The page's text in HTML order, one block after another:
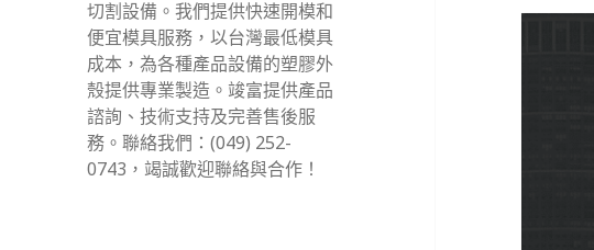
切割設備。我們提供快速開模和
便宜模具服務，以台灣最低模具
成本，為各種產品設備的塑膠外
殼提供專業製造。竣富提供產品
諮詢、技術支持及完善售後服
務。聯絡我們：(049) 252-
0743，竭誠歡迎聯絡與合作！